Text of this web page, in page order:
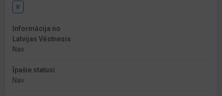
Ir
Informācija no
Latvijas Vēstnesis
Nav
Īpašie statusi
Nav